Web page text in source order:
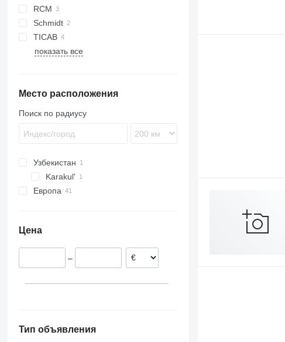
KM
CR
RCM
Schmidt
TICAB
6100
показать все
Место расположения
Поиск по радиусу
Узбекистан
Karakul'
Европа
Польша
Германия
Цена
–
Тип объявления